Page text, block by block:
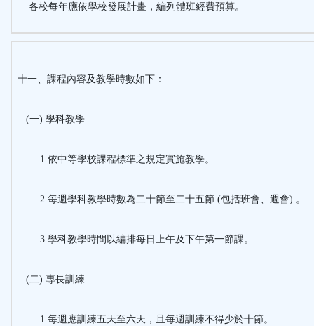
各校每年應依學校發展計畫，編列體班經費預算。
十一、課程內容及教學時數如下：
(一) 學科教學
1.依中等學校課程標準之規定實施教學。
2.每週學科教學時數為二十節至二十五節 (包括班會、週會) 。
3.學科教學時間以編排每日上午及下午第一節課。
(二) 專長訓練
1.每週應訓練五天至六天，且每週訓練不得少於十節。